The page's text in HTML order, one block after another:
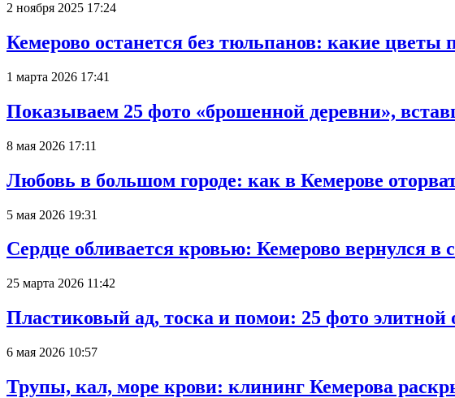
2 ноября 2025 17:24
Кемерово останется без тюльпанов: какие цветы
1 марта 2026 17:41
Показываем 25 фото «брошенной деревни»,
8 мая 2026 17:11
Любовь в большом городе: как в Кемерове
5 мая 2026 19:31
Сердце обливается кровью: Кемерово
25 марта 2026 11:42
Пластиковый ад, тоска и помои: 25 фото
6 мая 2026 10:57
Трупы, кал, море крови: клининг Кемерова